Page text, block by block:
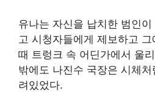
유나는 자신을 납치한 범인
고 시청자들에게 제보하고
때 트렁크 속 어딘가에서 울
밖에도 나진수 국장은 시체
려있었다.